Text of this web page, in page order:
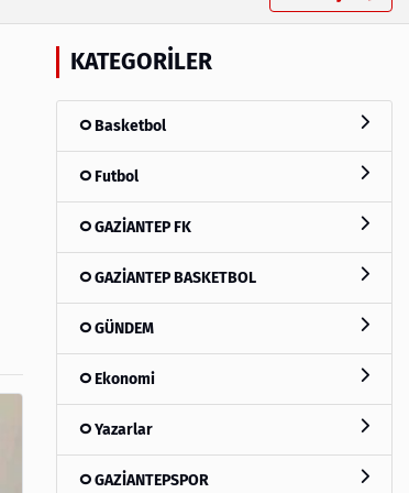
KATEGORILER
Basketbol
Futbol
GAZİANTEP FK
GAZİANTEP BASKETBOL
GÜNDEM
Ekonomi
Yazarlar
GAZİANTEPSPOR